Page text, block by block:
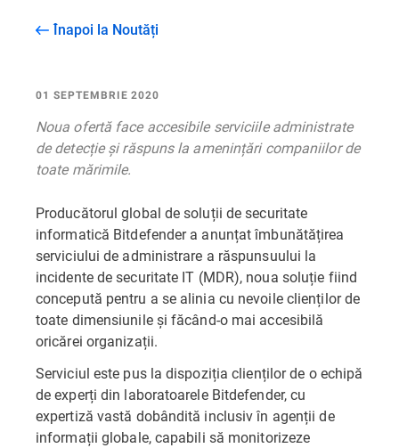
Înapoi la Noutăți
01 SEPTEMBRIE 2020
Noua ofertă face accesibile serviciile administrate
de detecție și răspuns la amenințări companiilor de
toate mărimile.
Producătorul global de soluții de securitate
informatică Bitdefender a anunțat îmbunătățirea
serviciului de administrare a răspunsuului la
incidente de securitate IT (MDR), noua soluție fiind
concepută pentru a se alinia cu nevoile clienților de
toate dimensiunile și făcând-o mai accesibilă
oricărei organizații.
Serviciul este pus la dispoziția clienților de o echipă
de experți din laboratoarele Bitdefender, cu
expertiză vastă dobândită inclusiv în agenții de
informații globale, capabili să monitorizeze